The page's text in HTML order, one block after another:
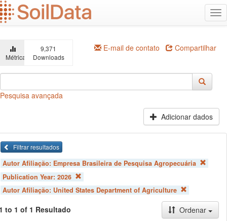
Ir
para
o
principal
Métricas
9,371
Downloads
E-mail de contato Compartilhar
Pesquisa avançada
Adicionar dados
Filtrar resultados
Autor Afiliação: Empresa Brasileira de Pesquisa Agropecuária
Publication Year: 2026
Autor Afiliação: United States Department of Agriculture
to 1 of 1 Resultado
Ordenar